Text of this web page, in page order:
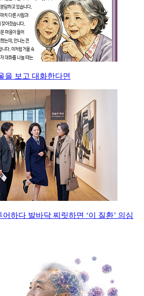
을 보고 대화한다면
어하다 발바닥 찌릿하면 ‘이 질환’ 의심